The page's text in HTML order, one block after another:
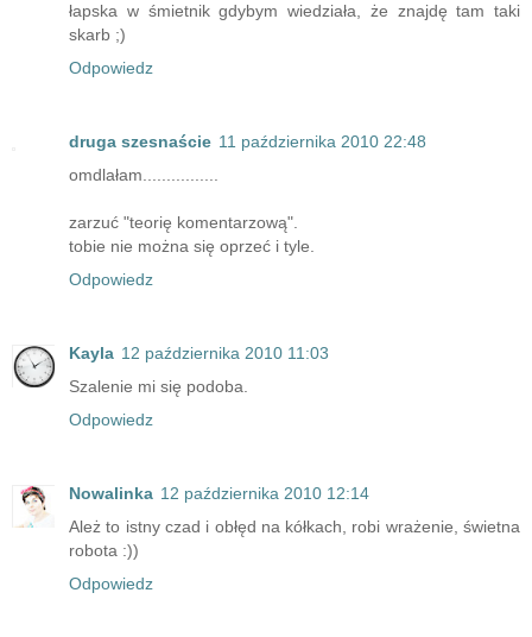
łapska w śmietnik gdybym wiedziała, że znajdę tam taki
skarb ;)
Odpowiedz
druga szesnaście 11 października 2010 22:48
omdlałam................
zarzuć "teorię komentarzową".
tobie nie można się oprzeć i tyle.
Odpowiedz
Kayla 12 października 2010 11:03
Szalenie mi się podoba.
Odpowiedz
Nowalinka 12 października 2010 12:14
Ależ to istny czad i obłęd na kółkach, robi wrażenie, świetna
robota :))
Odpowiedz